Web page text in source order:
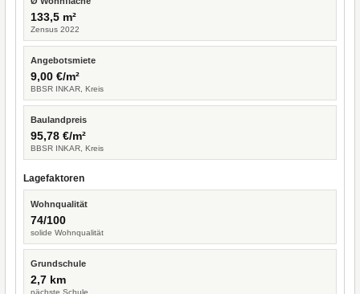
133,5 m²
Zensus 2022
Angebotsmiete
9,00 €/m²
BBSR INKAR, Kreis
Baulandpreis
95,78 €/m²
BBSR INKAR, Kreis
Lagefaktoren
Wohnqualität
74/100
solide Wohnqualität
Grundschule
2,7 km
nächste Schule